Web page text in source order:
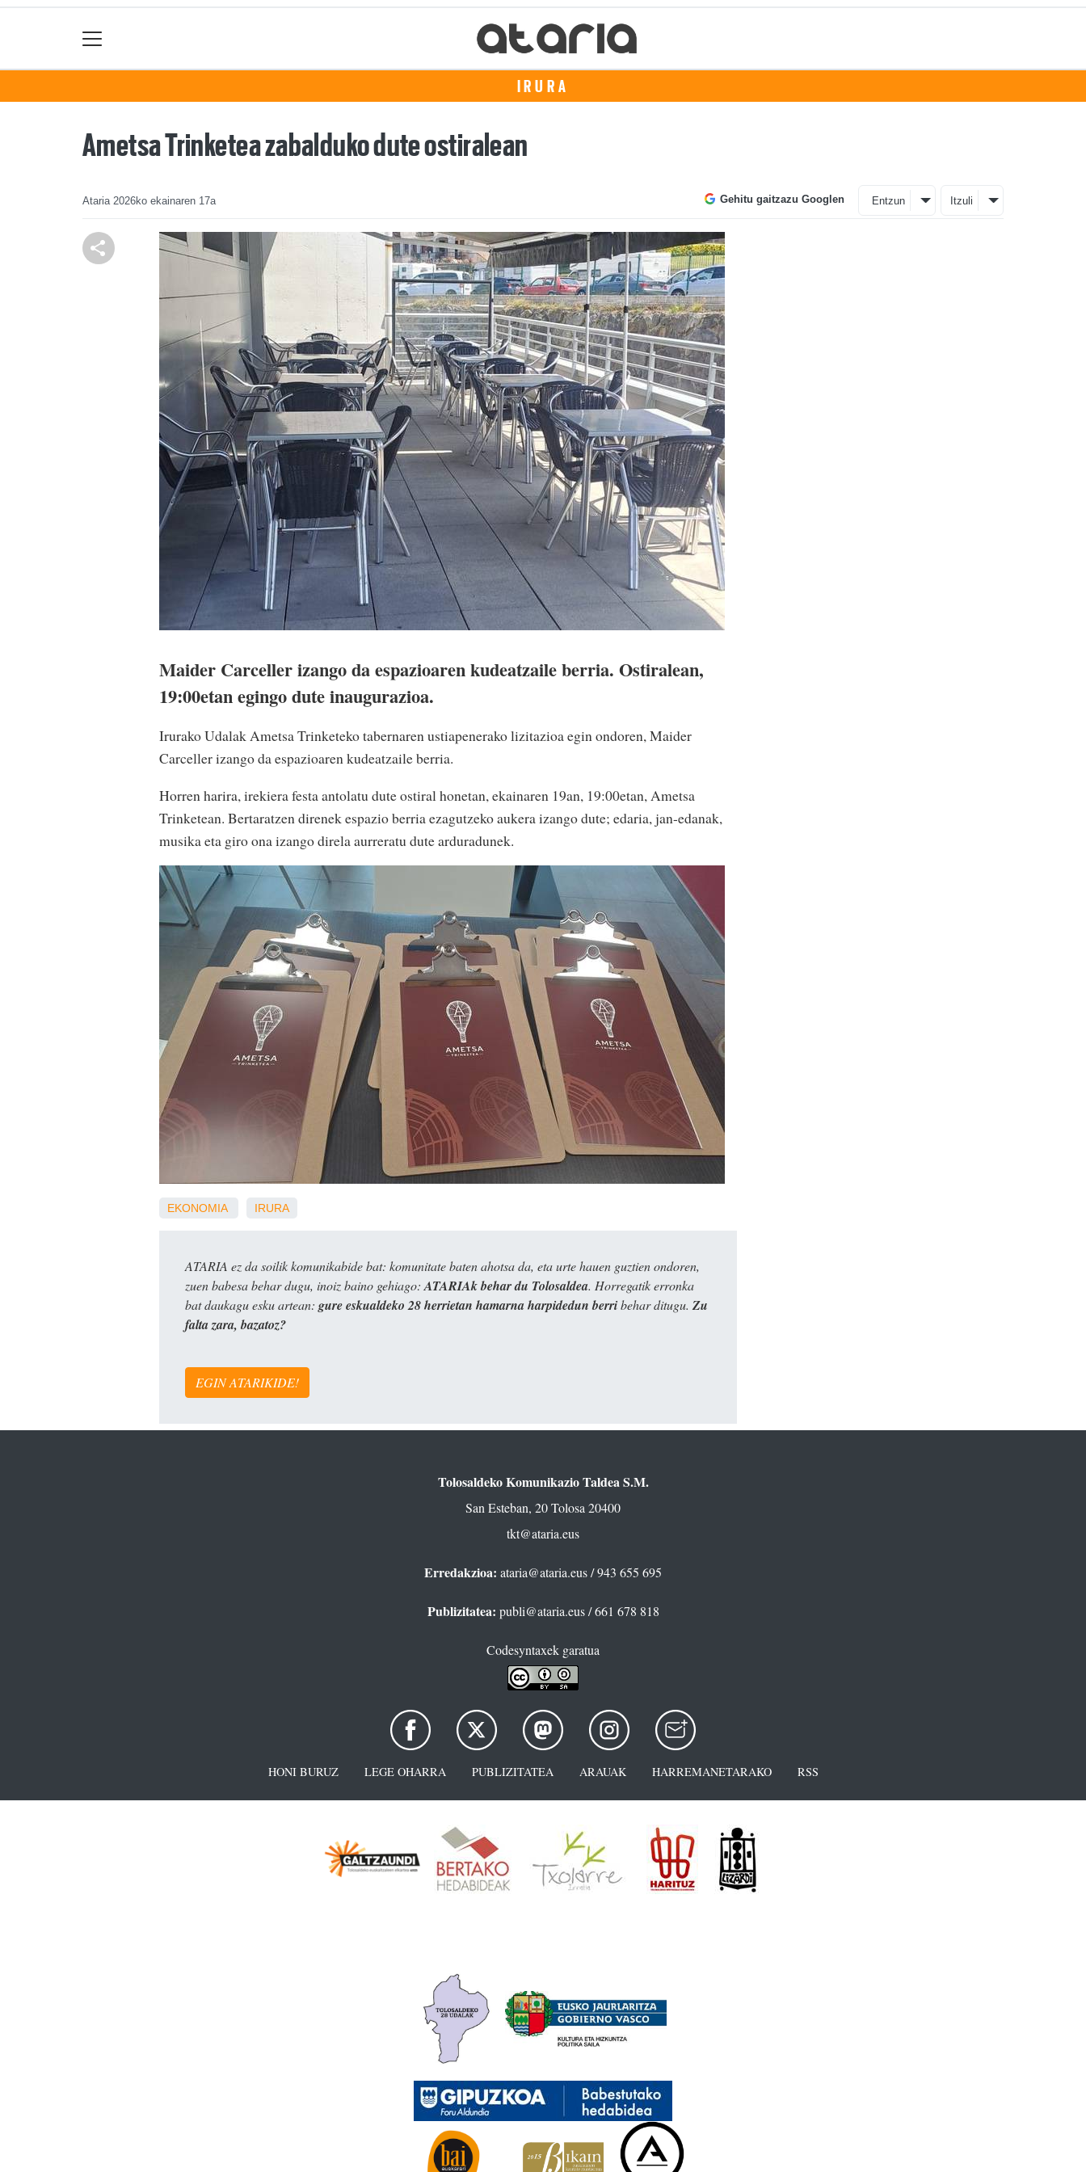
IRURA
Ametsa Trinketea zabalduko dute ostiralean
Ataria 2026ko ekainaren 17a Gehitu gaitzazu Googlen Entzun Itzuli
Maider Carceller izango da espazioaren kudeatzaile berria. Ostiralean,
19:00etan egingo dute inaugurazioa.
Irurako Udalak Ametsa Trinketeko tabernaren ustiapenerako lizitazioa egin ondoren, Maider
Carceller izango da espazioaren kudeatzaile berria.
Horren harira, irekiera festa antolatu dute ostiral honetan, ekainaren 19an, 19:00etan, Ametsa
Trinketean. Bertaratzen direnek espazio berria ezagutzeko aukera izango dute; edaria, jan-edanak,
musika eta giro ona izango direla aurreratu dute arduradunek.
EKONOMIA IRURA
ATARIA ez da soilik komunikabide bat: komunitate baten ahotsa da, eta urte hauen guztien ondoren,
zuen babesa behar dugu, inoiz baino gehiago: ATARIAk behar du Tolosaldea. Horregatik erronka
bat daukagu esku artean: gure eskualdeko 28 herrietan hamarna harpidedun berribehar ditugu. Zu
falta zara, bazatoz?
EGIN ATARIKIDE!
Tolosaldeko Komunikazio Taldea S.M.
San Esteban, 20 Tolosa 20400
tkt@ataria.eus
Erredakzioa: ataria@ataria.eus/ 943 655 695
Publizitatea: publi@ataria.eus/ 661 678 818
Codesyntaxek garatua
HONI BURUZ LEGE OHARRA PUBLIZITATEA ARAUAK HARREMANETARAKO RSS